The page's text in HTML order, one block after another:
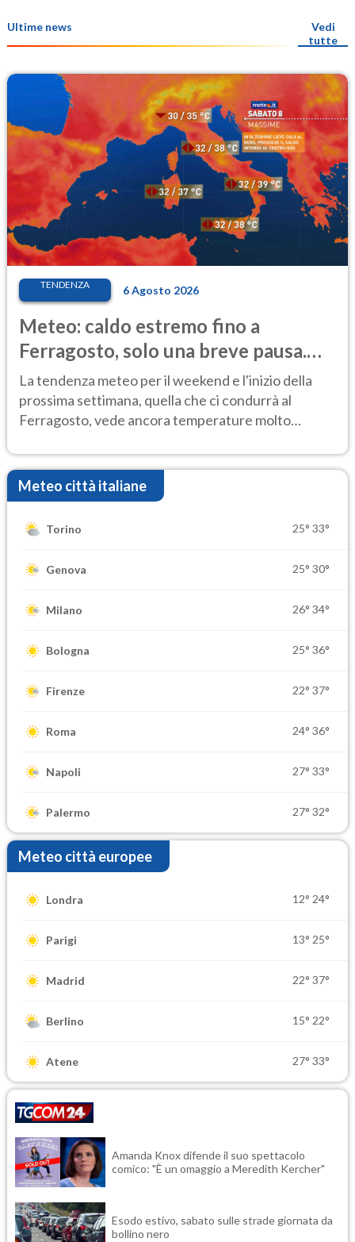
Ultime news
Vedi
tutte
TENDENZA 6 Agosto 2026
Meteo: caldo estremo fino a
Ferragosto, solo una breve pausa.
Ecco dove
La tendenza meteo per il weekend e l'inizio della
prossima settimana, quella che ci condurrà al
Ferragosto, vede ancora temperature molto
Meteo città italiane
Torino 25° 33°
Genova 25° 30°
Milano 26° 34°
Bologna 25° 36°
Firenze 22° 37°
Roma 24° 36°
Napoli 27° 33°
Palermo 27° 32°
Meteo città europee
Londra 12° 24°
Parigi 13° 25°
Madrid 22° 37°
Berlino 15° 22°
Atene 27° 33°
Amanda Knox difende il suo spettacolo
comico: "È un omaggio a Meredith Kercher"
Esodo estivo, sabato sulle strade giornata da
bollino nero